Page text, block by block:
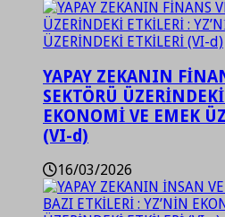
YAPAY ZEKANIN
SEKTÖRÜ
EKONOMİ VE EMEK
(VI-d)
16/03/2026